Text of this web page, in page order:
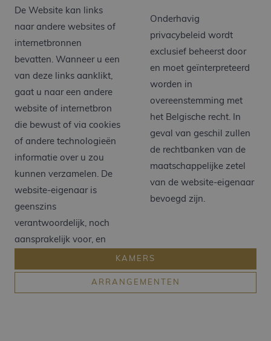
De Website kan links
naar andere websites of
internetbronnen
bevatten. Wanneer u een
van deze links aanklikt,
gaat u naar een andere
website of internetbron
die bewust of via cookies
of andere technologieën
informatie over u zou
kunnen verzamelen. De
website-eigenaar is
geenszins
verantwoordelijk, noch
aansprakelijk voor, en
Onderhavig
privacybeleid wordt
exclusief beheerst door
en moet geïnterpreteerd
worden in
overeenstemming met
het Belgische recht. In
geval van geschil zullen
de rechtbanken van de
maatschappelijke zetel
van de website-eigenaar
bevoegd zijn.
KAMERS
ARRANGEMENTEN